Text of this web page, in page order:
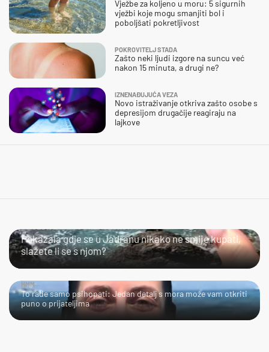
Vježbe za koljeno u moru: 5 sigurnih
vježbi koje mogu smanjiti bol i
poboljšati pokretljivost
POKROVITELJ STADA
Zašto neki ljudi izgore na suncu već
nakon 15 minuta, a drugi ne?
IZNENAĐUJUĆA VEZA
Novo istraživanje otkriva zašto osobe s
depresijom drugačije reagiraju na
lajkove
Pokazala gdje se u Jadranu nikako ne smije kupati,
slažete li se s njom?
HMM…
To rade samo psihopati: Jedan detalj s mora može vam otkriti
puno o prijateljima